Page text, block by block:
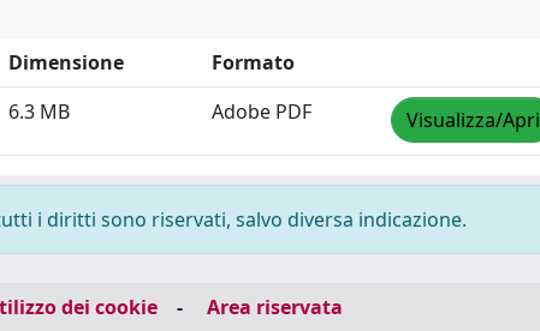
Dimensione
Formato
6.3 MB Adobe PDF Visualizza/Apri
i diritti sono riservati, salvo diversa indicazione.
dei cookie - Area riservata